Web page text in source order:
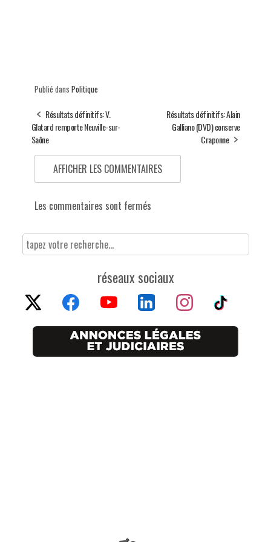
Publié dans Politique
Résultats définitifs: V.
Glatard remporte Neuville-sur-
Saône
Résultats définitifs: Alain
Galliano (DVD) conserve
Craponne
AFFICHER LES COMMENTAIRES
Les commentaires sont fermés
réseaux sociaux